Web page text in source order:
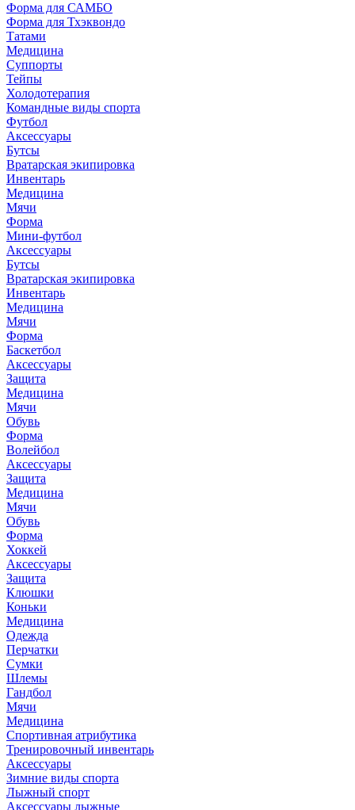
Форма для САМБО
Форма для Тхэквондо
Татами
Медицина
Суппорты
Тейпы
Холодотерапия
Командные виды спорта
Футбол
Аксессуары
Бутсы
Вратарская экипировка
Инвентарь
Медицина
Мячи
Форма
Мини-футбол
Аксессуары
Бутсы
Вратарская экипировка
Инвентарь
Медицина
Мячи
Форма
Баскетбол
Аксессуары
Защита
Медицина
Мячи
Обувь
Форма
Волейбол
Аксессуары
Защита
Медицина
Мячи
Обувь
Форма
Хоккей
Аксессуары
Защита
Клюшки
Коньки
Медицина
Одежда
Перчатки
Сумки
Шлемы
Гандбол
Мячи
Медицина
Спортивная атрибутика
Тренировочный инвентарь
Аксессуары
Зимние виды спорта
Лыжный спорт
Аксессуары лыжные